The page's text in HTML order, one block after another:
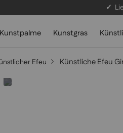
✓
Kunstpalme Kunstgras
Efeu Künstliche Efeu